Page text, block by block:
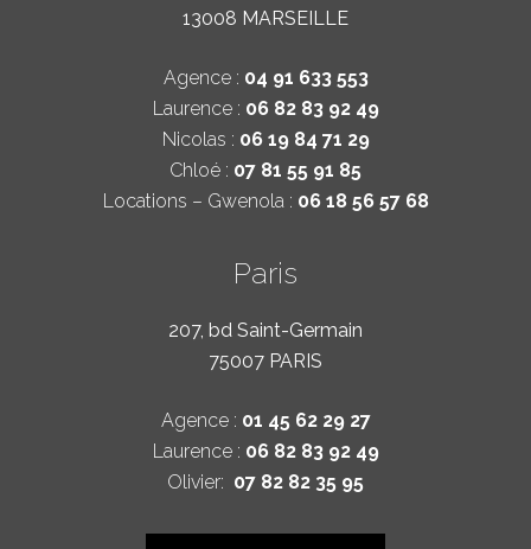
13008 MARSEILLE
Agence : 04 91 633 553
Laurence : 06 82 83 92 49
Nicolas : 06 19 84 71 29
Chloé : 07 81 55 91 85
Locations – Gwenola : 06 18 56 57 68
Paris
207, bd Saint-Germain
75007 PARIS
Agence : 01 45 62 29 27
Laurence : 06 82 83 92 49
Olivier: 07 82 82 35 95